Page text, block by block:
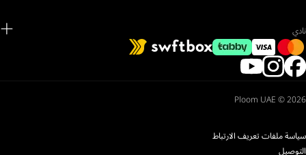
نادي
Ploom UAE © 2026
سياسة ملفات تعريف الارتباط
التوصيل